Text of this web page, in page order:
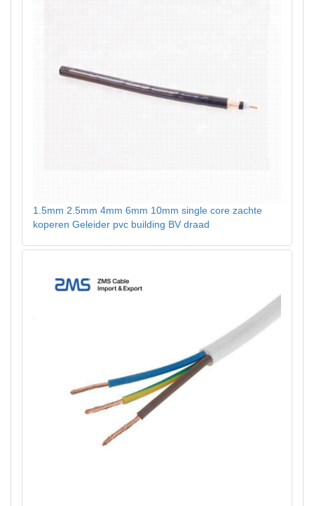
1.5mm 2.5mm 4mm 6mm 10mm single core zachte
koperen Geleider pvc building BV draad